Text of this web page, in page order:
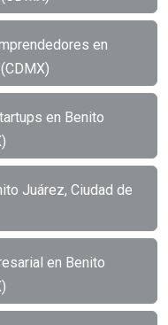
en
en Benito
Juárez, Ciudad de
en Benito